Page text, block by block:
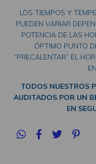
LOS TIEMPOS Y
PUEDEN VARIAR
POTENCIA DE LAS
ÓPTIMO PUNTO
“PRECALENTAR” EL
TODOS NUESTROS
AUDITADOS POR UN
EN